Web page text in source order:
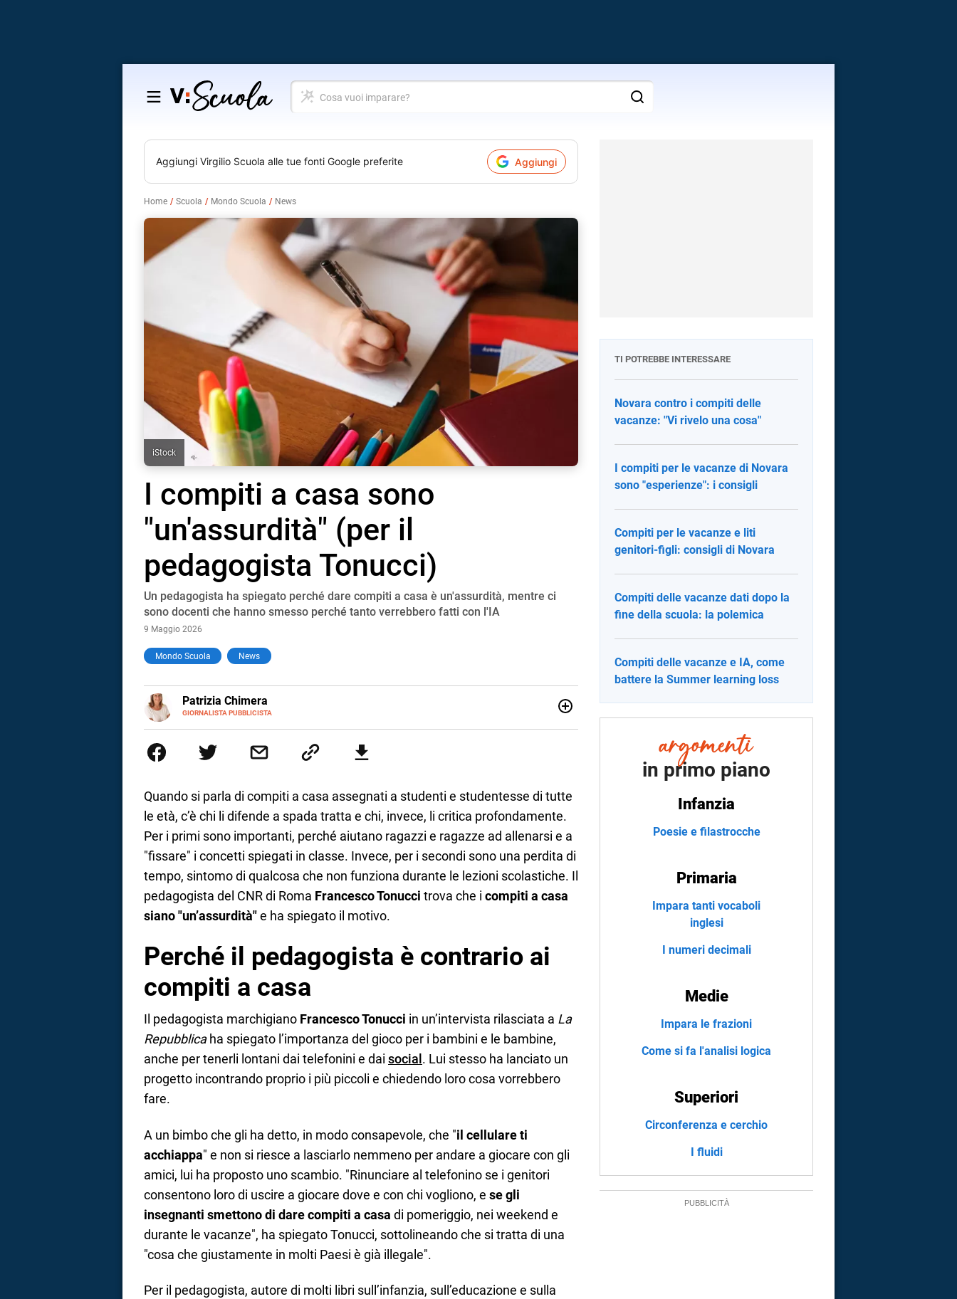
Salta
contenuto
Cosa
vuoi
Aggiungi Virgilio Scuola alle tue fonti Google preferite Aggiungi
Home Scuola Mondo Scuola News
iStock
I compiti a casa sono
"un'assurdità" (per il
pedagogista Tonucci)
Un pedagogista ha spiegato perché dare compiti a casa è un'assurdità, mentre ci
sono docenti che hanno smesso perché tanto verrebbero fatti con l'IA
9 Maggio 2026
Mondo Scuola News
Patrizia Chimera
GIORNALISTA PUBBLICISTA
E-
MAIL
LINKEDIN
comunicazione specializzandosi nella scrittura di articoli sul mondo scolastico.
Quando si parla di compiti a casa assegnati a studenti e studentesse di tutte
le età, c’è chi li difende a spada tratta e chi, invece, li critica profondamente.
Per i primi sono importanti, perché aiutano ragazzi e ragazze ad allenarsi e a
"fissare" i concetti spiegati in classe. Invece, per i secondi sono una perdita di
tempo, sintomo di qualcosa che non funziona durante le lezioni scolastiche. Il
pedagogista del CNR di Roma Francesco Tonucci trova che i compiti a casa
siano "un’assurdità"e ha spiegato il motivo.
Perché il pedagogista è contrario ai
compiti a casa
Il pedagogista marchigiano Francesco Tonucci in un’intervista rilasciata a La
Repubblicaha spiegato l’importanza del gioco per i bambini e le bambine,
anche per tenerli lontani dai telefonini e dai social . Lui stesso ha lanciato un
progetto incontrando proprio i più piccoli e chiedendo loro cosa vorrebbero
fare.
A un bimbo che gli ha detto, in modo consapevole, che "il cellulare ti
acchiappa" e non si riesce a lasciarlo nemmeno per andare a giocare con gli
amici, lui ha proposto uno scambio. "Rinunciare al telefonino se i genitori
consentono loro di uscire a giocare dove e con chi vogliono, e se gli
insegnanti smettono di dare compiti a casa di pomeriggio, nei weekend e
durante le vacanze", ha spiegato Tonucci, sottolineando che si tratta di una
"cosa che giustamente in molti Paesi è già illegale".
Per il pedagogista, autore di molti libri sull’infanzia, sull’educazione e sulla
TI POTREBBE INTERESSARE
Novara contro i compiti delle
vacanze: "Vi rivelo una cosa"
I compiti per le vacanze di Novara
sono "esperienze": i consigli
Compiti per le vacanze e liti
genitori-figli: consigli di Novara
Compiti delle vacanze dati dopo la
fine della scuola: la polemica
Compiti delle vacanze e IA, come
battere la Summer learning loss
in primo piano
Infanzia
Poesie e filastrocche
Primaria
Impara tanti vocaboli
inglesi
I numeri decimali
Medie
Impara le frazioni
Come si fa l'analisi logica
Superiori
Circonferenza e cerchio
I fluidi